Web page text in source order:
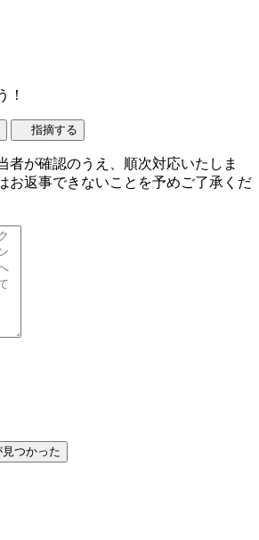
！
指摘する
者が確認のうえ、順次対応いたしま
お返事できないことを予めご了承くだ
つかった